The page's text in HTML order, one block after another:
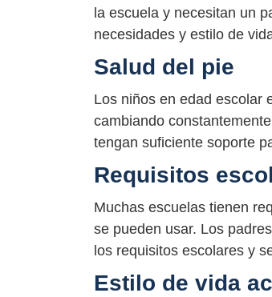
la escuela y necesitan un
necesidades y estilo de
Salud del pie
Los niños en edad escolar
cambiando
tengan suficiente soporte
Requisitos
Muchas escuelas tienen
se pueden usar. Los
los requisitos escolares y
Estilo de vida